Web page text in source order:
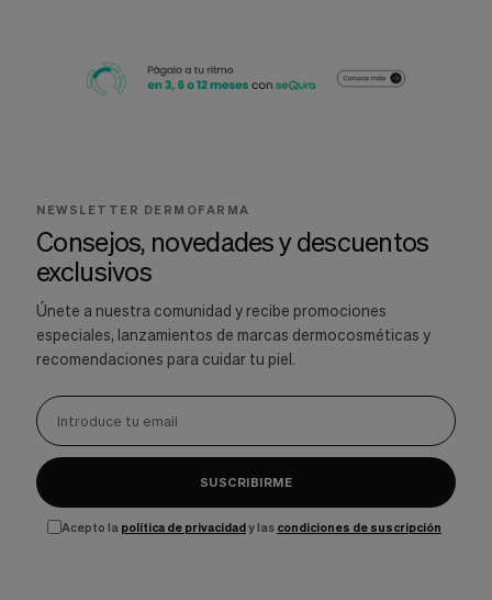
NEWSLETTER DERMOFARMA
Consejos, novedades y descuentos
exclusivos
Únete a nuestra comunidad y recibe promociones
especiales, lanzamientos de marcas dermocosméticas y
recomendaciones para cuidar tu piel.
SUSCRIBIRME
Acepto la política de privacidady las condiciones de suscripción